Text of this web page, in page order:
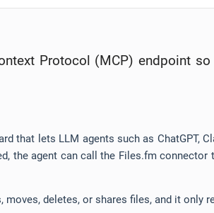
Protocol (MCP) endpoint
that lets LLM agents such as ChatGPT,
the agent can call the Files.fm
moves, deletes, or shares files, and it